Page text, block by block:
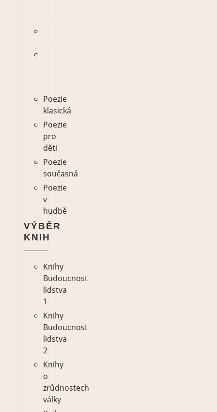
Poezie
klasická
Poezie
pro
děti
Poezie
současná
Poezie
v
hudbě
VÝBĚR
KNIH
Knihy
Budoucnost
lidstva
1
Knihy
Budoucnost
lidstva
2
Knihy
o
zrůdnostech
války